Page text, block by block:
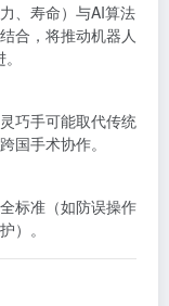
、寿命）与AI算法
合，将推动机器人
巧手可能取代传统
国手术协作。
标准（如防误操作
）。